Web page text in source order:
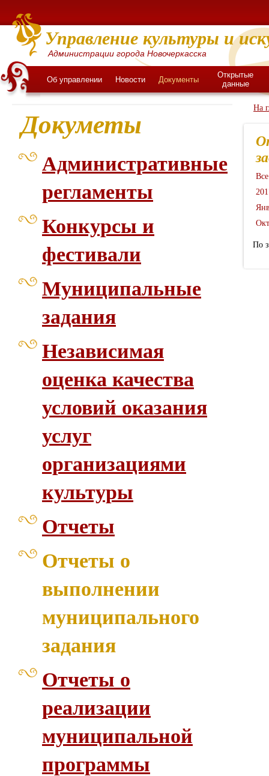
Управление культуры и
Администрации города Новочеркасска
Об управлении Новости Документы
Открытые
данные
Докуметы
Административные
регламенты
Конкурсы и
фестивали
Муниципальные
задания
Независимая
оценка качества
условий оказания
услуг
организациями
культуры
Отчеты
Отчеты о
выполнении
муниципального
задания
Отчеты о
реализации
муниципальной
программы
На
По